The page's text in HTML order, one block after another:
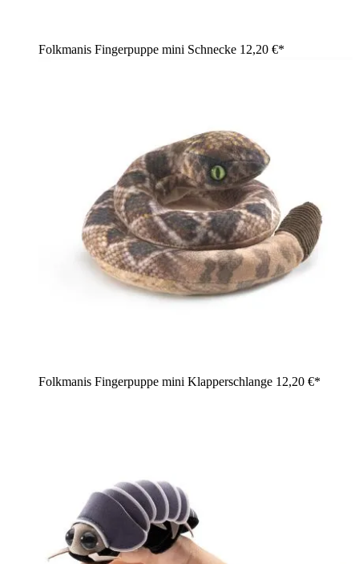
Folkmanis Fingerpuppe mini Schnecke 12,20 €*
Folkmanis Fingerpuppe mini Klapperschlange 12,20 €*